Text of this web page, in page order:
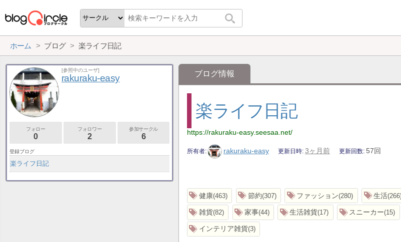
ホーム ブログ 楽ライフ日記
ブログ情報
楽ライフ日記
https://rakuraku-easy.seesaa.net/
所有者 rakuraku-easy 更新日時 3ヶ月前 更新回数 57回
健康 463 節約 307 ファッション 280 生活 266
雑貨 82 家事 44 生活雑貨 17 スニーカー 15
インテリア雑貨 3
[参照中のユーザ]
rakuraku-easy
フォロー
0
フォロワー
2
参加サークル
6
登録ブログ
楽ライフ日記